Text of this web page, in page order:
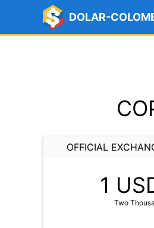
DOLAR-
OFFICIAL
1
Two